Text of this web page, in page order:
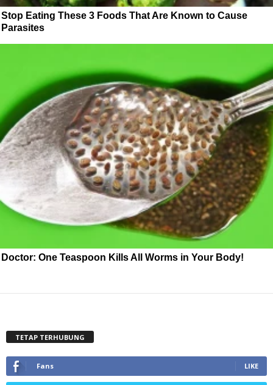
Stop Eating These 3 Foods That Are Known to Cause
Parasites
Doctor: One Teaspoon Kills All Worms in Your Body!
TETAP TERHUBUNG
Fans LIKE